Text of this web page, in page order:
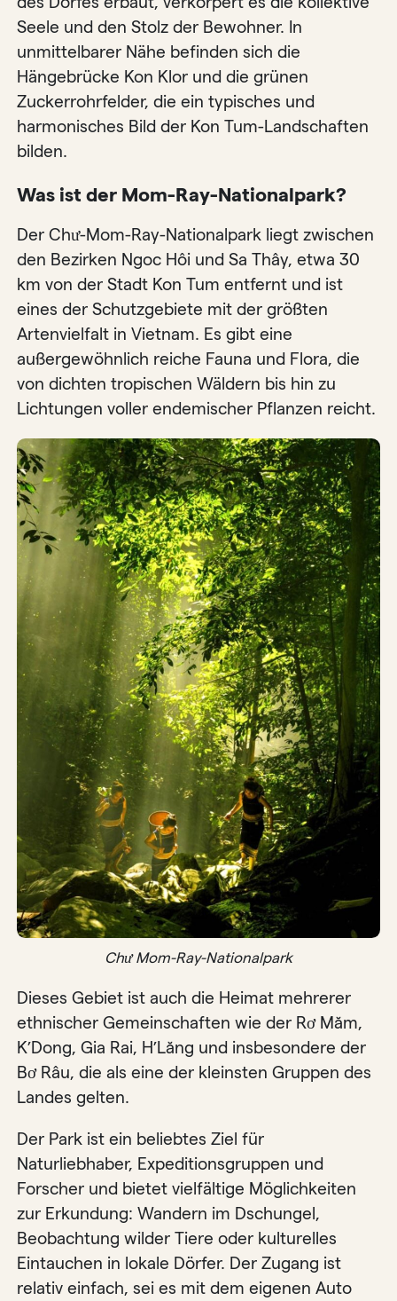
Seele und den Stolz der Bewohner. In
unmittelbarer Nähe befinden sich die
Hängebrücke Kon Klor und die grünen
Zuckerrohrfelder, die ein typisches und
harmonisches Bild der Kon Tum-Landschaften
bilden.
Was ist der Mom-Ray-Nationalpark?
Der Chư-Mom-Ray-Nationalpark liegt zwischen
den Bezirken Ngoc Hôi und Sa Thây, etwa 30
km von der Stadt Kon Tum entfernt und ist
eines der Schutzgebiete mit der größten
Artenvielfalt in Vietnam. Es gibt eine
außergewöhnlich reiche Fauna und Flora, die
von dichten tropischen Wäldern bis hin zu
Lichtungen voller endemischer Pflanzen reicht.
Chư Mom-Ray-Nationalpark
Dieses Gebiet ist auch die Heimat mehrerer
ethnischer Gemeinschaften wie der Rơ Măm,
K’Dong, Gia Rai, H’Lăng und insbesondere der
Bơ Râu, die als eine der kleinsten Gruppen des
Landes gelten.
Der Park ist ein beliebtes Ziel für
Naturliebhaber, Expeditionsgruppen und
Forscher und bietet vielfältige Möglichkeiten
zur Erkundung: Wandern im Dschungel,
Beobachtung wilder Tiere oder kulturelles
Eintauchen in lokale Dörfer. Der Zugang ist
relativ einfach, sei es mit dem eigenen Auto